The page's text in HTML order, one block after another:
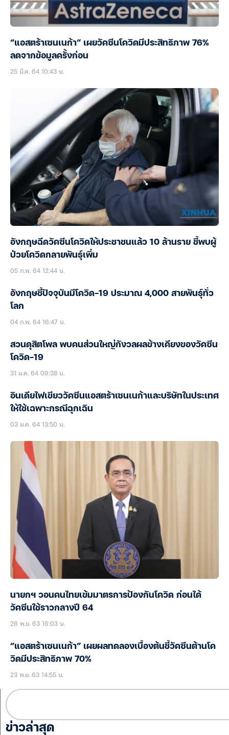
“แอสตร้าเซนเนก้า” เผยวัคซีนโควิดมีประสิทธิภาพ 76%
ลดจากข้อมูลครั้งก่อน
25 มี.ค. 64 10:43 น.
อังกฤษฉีดวัคซีนโควิดให้ประชาชนแล้ว 10 ล้านราย ชี้พบผู้
ป่วยโควิดกลายพันธุ์เพิ่ม
05 ก.พ. 64 12:44 น.
อังกฤษชี้ปัจจุบันมีโควิด-19 ประมาณ 4,000 สายพันธุ์ทั่ว
โลก
04 ก.พ. 64 16:47 น.
สวนดุสิตโพล พบคนส่วนใหญ่กังวลผลข้างเคียงของวัคซีน
โควิด-19
31 ม.ค. 64 09:38 น.
อินเดียไฟเขียววัคซีนแอสตร้าเซนเนก้าและบริษัทในประเทศ
ให้ใช้เฉพาะกรณีฉุกเฉิน
03 ม.ค. 64 13:50 น.
นายกฯ วอนคนไทยเข้มมาตรการป้องกันโควิด ก่อนได้
วัคซีนใช้ราวกลางปี 64
26 พ.ย. 63 16:03 น.
“แอสตร้าเซนเนก้า” เผยผลทดลองเบื้องต้นชี้วัคซีนต้านโค
วิดมีประสิทธิภาพ 70%
23 พ.ย. 63 14:55 น.
ข่าวล่าสุด